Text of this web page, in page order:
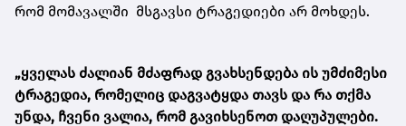
რომ მომავალში მსგავსი ტრაგედიები არ მოხდეს.
„ყველას ძალიან მძაფრად გვახსენდება ის უმძიმესი
ტრაგედია, რომელიც დაგვატყდა თავს და რა თქმა
უნდა, ჩვენი ვალია, რომ გავიხსენოთ დაღუპულები.